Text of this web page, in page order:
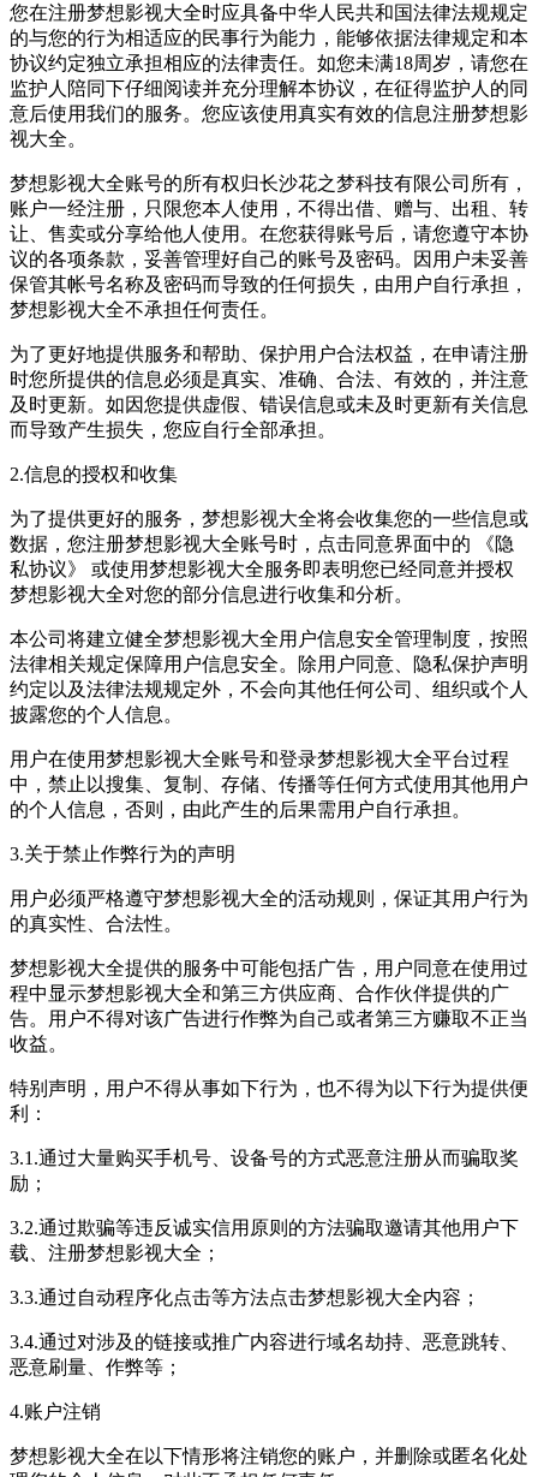
您在注册梦想影视大全时应具备中华人民共和国法律法规规定
的与您的行为相适应的民事行为能力，能够依据法律规定和本
协议约定独立承担相应的法律责任。如您未满18周岁，请您在
监护人陪同下仔细阅读并充分理解本协议，在征得监护人的同
意后使用我们的服务。您应该使用真实有效的信息注册梦想影
视大全。
梦想影视大全账号的所有权归长沙花之梦科技有限公司所有，
账户一经注册，只限您本人使用，不得出借、赠与、出租、转
让、售卖或分享给他人使用。在您获得账号后，请您遵守本协
议的各项条款，妥善管理好自己的账号及密码。因用户未妥善
保管其帐号名称及密码而导致的任何损失，由用户自行承担，
梦想影视大全不承担任何责任。
为了更好地提供服务和帮助、保护用户合法权益，在申请注册
时您所提供的信息必须是真实、准确、合法、有效的，并注意
及时更新。如因您提供虚假、错误信息或未及时更新有关信息
而导致产生损失，您应自行全部承担。
2.信息的授权和收集
为了提供更好的服务，梦想影视大全将会收集您的一些信息或
数据，您注册梦想影视大全账号时，点击同意界面中的 《隐
私协议》 或使用梦想影视大全服务即表明您已经同意并授权
梦想影视大全对您的部分信息进行收集和分析。
本公司将建立健全梦想影视大全用户信息安全管理制度，按照
法律相关规定保障用户信息安全。除用户同意、隐私保护声明
约定以及法律法规规定外，不会向其他任何公司、组织或个人
披露您的个人信息。
用户在使用梦想影视大全账号和登录梦想影视大全平台过程
中，禁止以搜集、复制、存储、传播等任何方式使用其他用户
的个人信息，否则，由此产生的后果需用户自行承担。
3.关于禁止作弊行为的声明
用户必须严格遵守梦想影视大全的活动规则，保证其用户行为
的真实性、合法性。
梦想影视大全提供的服务中可能包括广告，用户同意在使用过
程中显示梦想影视大全和第三方供应商、合作伙伴提供的广
告。用户不得对该广告进行作弊为自己或者第三方赚取不正当
收益。
特别声明，用户不得从事如下行为，也不得为以下行为提供便
利：
3.1.通过大量购买手机号、设备号的方式恶意注册从而骗取奖
励；
3.2.通过欺骗等违反诚实信用原则的方法骗取邀请其他用户下
载、注册梦想影视大全；
3.3.通过自动程序化点击等方法点击梦想影视大全内容；
3.4.通过对涉及的链接或推广内容进行域名劫持、恶意跳转、
恶意刷量、作弊等；
4.账户注销
梦想影视大全在以下情形将注销您的账户，并删除或匿名化处